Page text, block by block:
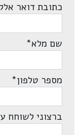
כתובת דואר
שם מלא*
מספר טלפון*
ברצוני לשוחח